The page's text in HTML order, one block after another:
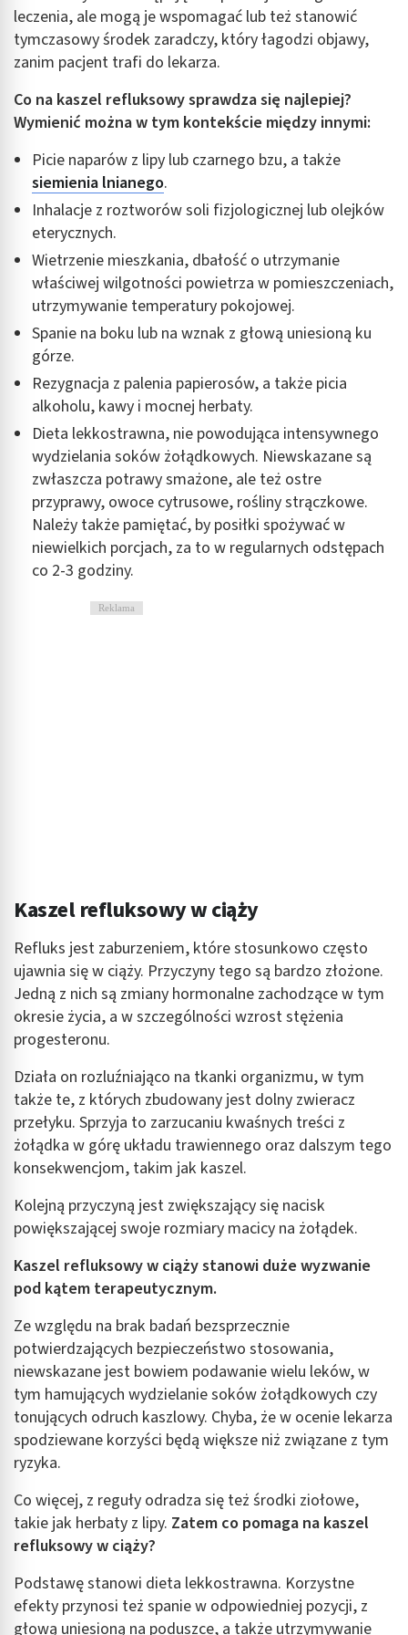
leczenia, ale mogą je wspomagać lub też stanowić
tymczasowy środek zaradczy, który łagodzi objawy,
zanim pacjent trafi do lekarza.
Co na kaszel refluksowy sprawdza się najlepiej?
Wymienić można w tym kontekście między innymi:
Picie naparów z lipy lub czarnego bzu, a także
siemienia lnianego.
Inhalacje z roztworów soli fizjologicznej lub olejków
eterycznych.
Wietrzenie mieszkania, dbałość o utrzymanie
właściwej wilgotności powietrza w pomieszczeniach,
utrzymywanie temperatury pokojowej.
Spanie na boku lub na wznak z głową uniesioną ku
górze.
Rezygnacja z palenia papierosów, a także picia
alkoholu, kawy i mocnej herbaty.
Dieta lekkostrawna, nie powodująca intensywnego
wydzielania soków żołądkowych. Niewskazane są
zwłaszcza potrawy smażone, ale też ostre
przyprawy, owoce cytrusowe, rośliny strączkowe.
Należy także pamiętać, by posiłki spożywać w
niewielkich porcjach, za to w regularnych odstępach
co 2-3 godziny.
Reklama
Kaszel refluksowy w ciąży
Refluks jest zaburzeniem, które stosunkowo często
ujawnia się w ciąży. Przyczyny tego są bardzo złożone.
Jedną z nich są zmiany hormonalne zachodzące w tym
okresie życia, a w szczególności wzrost stężenia
progesteronu.
Działa on rozluźniająco na tkanki organizmu, w tym
także te, z których zbudowany jest dolny zwieracz
przełyku. Sprzyja to zarzucaniu kwaśnych treści z
żołądka w górę układu trawiennego oraz dalszym tego
konsekwencjom, takim jak kaszel.
Kolejną przyczyną jest zwiększający się nacisk
powiększającej swoje rozmiary macicy na żołądek.
Kaszel refluksowy w ciąży stanowi duże wyzwanie
pod kątem terapeutycznym.
Ze względu na brak badań bezsprzecznie
potwierdzających bezpieczeństwo stosowania,
niewskazane jest bowiem podawanie wielu leków, w
tym hamujących wydzielanie soków żołądkowych czy
tonujących odruch kaszlowy. Chyba, że w ocenie lekarza
spodziewane korzyści będą większe niż związane z tym
ryzyka.
Co więcej, z reguły odradza się też środki ziołowe,
takie jak herbaty z lipy. Zatem co pomaga na kaszel
refluksowy w ciąży?
Podstawę stanowi dieta lekkostrawna. Korzystne
efekty przynosi też spanie w odpowiedniej pozycji, z
głową uniesioną na poduszce, a także utrzymywanie
Niezbędne
Wydajność (Performance)
Reklama / śledzenie